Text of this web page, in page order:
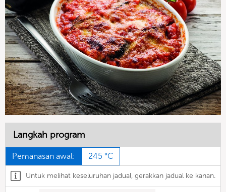
Langkah program
Pemanasan awal: 245 °C
Untuk melihat keseluruhan jadual, gerakkan jadual ke kanan.